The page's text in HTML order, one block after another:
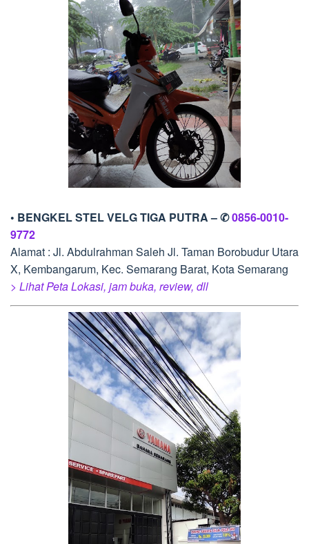
• BENGKEL STEL VELG TIGA PUTRA – ✆0856-0010-
9772
Alamat : Jl. Abdulrahman Saleh Jl. Taman Borobudur Utara
X, Kembangarum, Kec. Semarang Barat, Kota Semarang
> Lihat Peta Lokasi, jam buka, review, dll